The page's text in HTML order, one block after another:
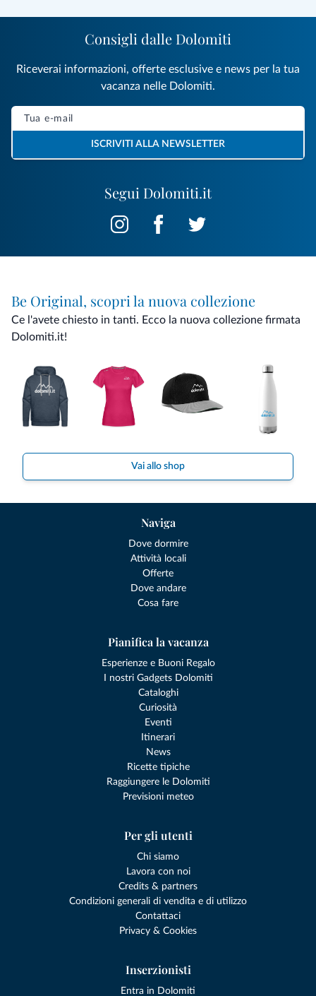
Segui Dolomiti.it
Consigli dalle Dolomiti
Riceverai informazioni, offerte esclusive e news per la tua
vacanza nelle Dolomiti.
ISCRIVITI ALLA NEWSLETTER
Be Original, scopri la nuova collezione
Ce l'avete chiesto in tanti. Ecco la nuova collezione firmata
Dolomiti.it!
Vai allo shop
Naviga
Dove dormire
Attività locali
Offerte
Dove andare
Cosa fare
Pianifica la vacanza
Esperienze e Buoni Regalo
I nostri Gadgets Dolomiti
Cataloghi
Curiosità
Eventi
Itinerari
News
Ricette tipiche
Raggiungere le Dolomiti
Previsioni meteo
Per gli utenti
Chi siamo
Lavora con noi
Credits & partners
Condizioni generali di vendita e di utilizzo
Contattaci
Privacy & Cookies
Inserzionisti
Entra in Dolomiti